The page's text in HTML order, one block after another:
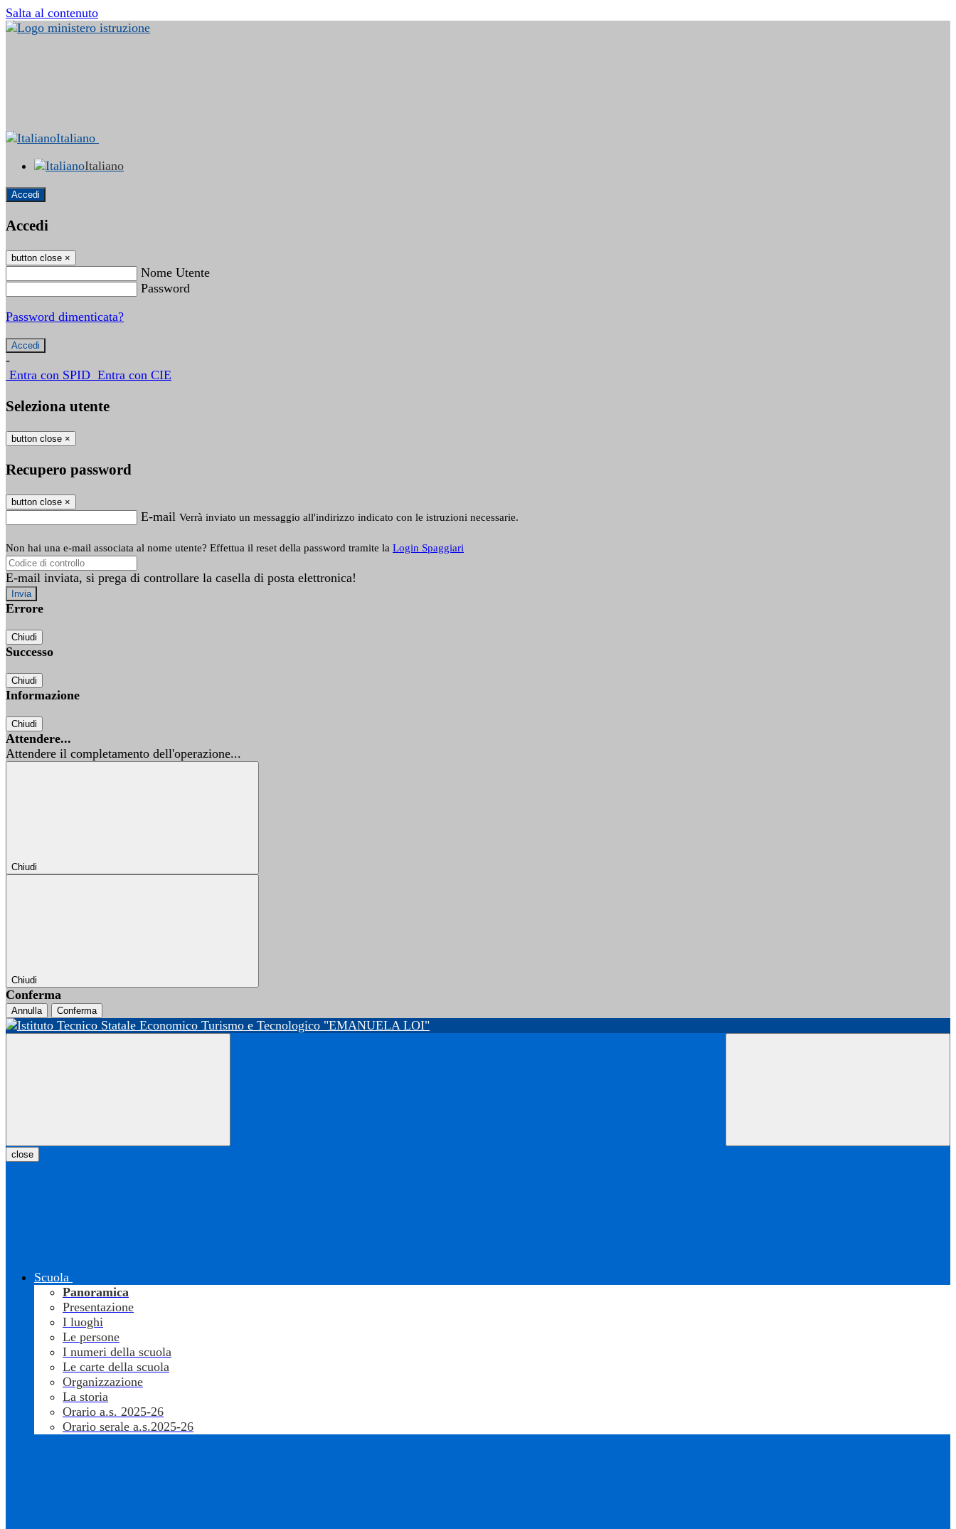
Salta al contenuto
Italiano
Italiano
Accedi
Accedi
button close ×
Nome Utente
Password
Password dimenticata?
-
Entra con SPID Entra con CIE
Seleziona utente
button close ×
Recupero password
button close ×
E-mail Verrà inviato un messaggio all'indirizzo indicato con le istruzioni necessarie.
Non hai una e-mail associata al nome utente? Effettua il reset della password tramite la Login Spaggiari
E-mail inviata, si prega di controllare la casella di posta elettronica!
Errore
Chiudi
Successo
Chiudi
Informazione
Chiudi
Attendere...
Attendere il completamento dell'operazione...
Chiudi
Chiudi
Conferma
Annulla Conferma
close
Scuola
Panoramica
Presentazione
I luoghi
Le persone
I numeri della scuola
Le carte della scuola
Organizzazione
La storia
Orario a.s. 2025-26
Orario serale a.s.2025-26